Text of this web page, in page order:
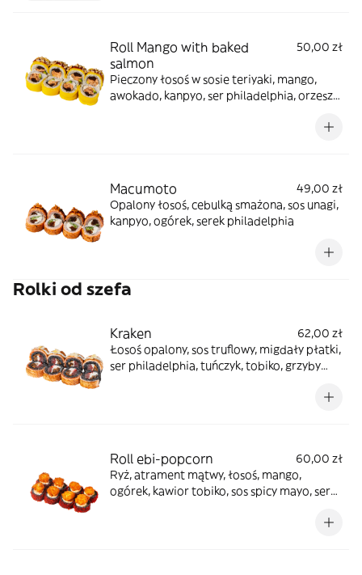
Roll Mango with baked
salmon
50,00 zł
Pieczony łosoś w sosie teriyaki, mango,
awokado, kanpyo, ser philadelphia, orzeszki
Macumoto
49,00 zł
Opalony łosoś, cebulką smażona, sos unagi,
kanpyo, ogórek, serek philadelphia
Rolki od szefa
Kraken
62,00 zł
Łosoś opalony, sos truflowy, migdały płatki,
ser philadelphia, tuńczyk, tobiko, grzyby
Roll ebi-popcorn
60,00 zł
Ryż, atrament mątwy, łosoś, mango,
ogórek, kawior tobiko, sos spicy mayo, serek